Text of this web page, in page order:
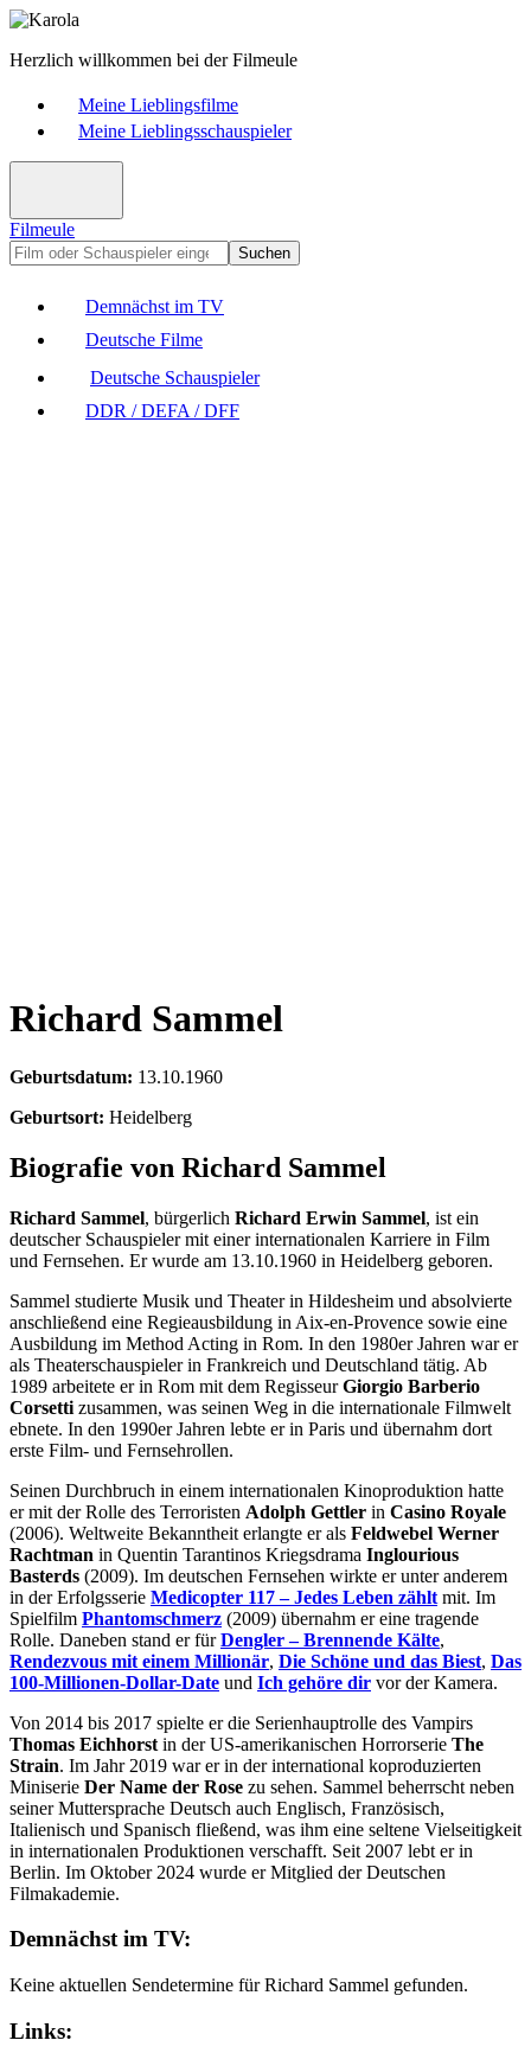
Herzlich willkommen bei der Filmeule
Meine Lieblingsfilme
Meine Lieblingsschauspieler
Filmeule
Suchen
Demnächst im TV
Deutsche Filme
Deutsche Schauspieler
DDR / DEFA / DFF
Richard Sammel
Geburtsdatum: 13.10.1960
Geburtsort: Heidelberg
Biografie von Richard Sammel
Richard Sammel, bürgerlich Richard Erwin Sammel, ist ein
deutscher Schauspieler mit einer internationalen Karriere in Film
und Fernsehen. Er wurde am 13.10.1960 in Heidelberg geboren.
Sammel studierte Musik und Theater in Hildesheim und absolvierte
anschließend eine Regieausbildung in Aix-en-Provence sowie eine
Ausbildung im Method Acting in Rom. In den 1980er Jahren war er
als Theaterschauspieler in Frankreich und Deutschland tätig. Ab
1989 arbeitete er in Rom mit dem RegisseurGiorgio Barberio
Corsetti zusammen, was seinen Weg in die internationale Filmwelt
ebnete. In den 1990er Jahren lebte er in Paris und übernahm dort
erste Film- und Fernsehrollen.
Seinen Durchbruch in einem internationalen Kinoproduktion hatte
er mit der Rolle des Terroristen Adolph Gettler in Casino Royale
(2006). Weltweite Bekanntheit erlangte er als Feldwebel Werner
Rachtman in Quentin Tarantinos Kriegsdrama Inglourious
Basterds (2009). Im deutschen Fernsehen wirkte er unter anderem
in der Erfolgsserie Medicopter 117 – Jedes Leben zählt mit. Im
Spielfilm Phantomschmerz (2009) übernahm er eine tragende
Rolle. Daneben stand er fürDengler – Brennende Kälte,
Rendezvous mit einem Millionär, Die Schöne und das Biest, Das
100-Millionen-Dollar-Date und Ich gehöre dir vor der Kamera.
Von 2014 bis 2017 spielte er die Serienhauptrolle des Vampirs
Thomas Eichhorst in der US-amerikanischen Horrorserie The
Strain. Im Jahr 2019 war er in der international koproduzierten
Miniserie Der Name der Rose zu sehen. Sammel beherrscht neben
seiner Muttersprache Deutsch auch Englisch, Französisch,
Italienisch und Spanisch fließend, was ihm eine seltene Vielseitigkeit
in internationalen Produktionen verschafft. Seit 2007 lebt er in
Berlin. Im Oktober 2024 wurde er Mitglied der Deutschen
Filmakademie.
Demnächst im TV:
Keine aktuellen Sendetermine für Richard Sammel gefunden.
Links: